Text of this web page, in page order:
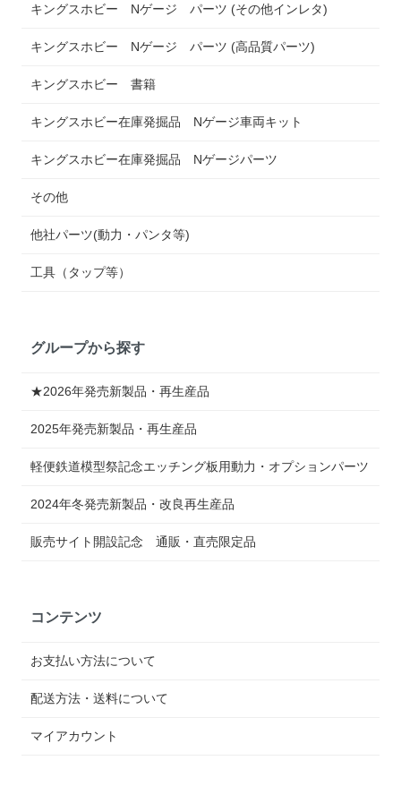
キングスホビー Nゲージ パーツ (その他インレタ)
キングスホビー Nゲージ パーツ (高品質パーツ)
キングスホビー 書籍
キングスホビー在庫発掘品 Nゲージ車両キット
キングスホビー在庫発掘品 Nゲージパーツ
その他
他社パーツ(動力・パンタ等)
工具（タップ等）
グループから探す
★2026年発売新製品・再生産品
2025年発売新製品・再生産品
軽便鉄道模型祭記念エッチング板用動力・オプションパーツ
2024年冬発売新製品・改良再生産品
販売サイト開設記念 通販・直売限定品
コンテンツ
お支払い方法について
配送方法・送料について
マイアカウント